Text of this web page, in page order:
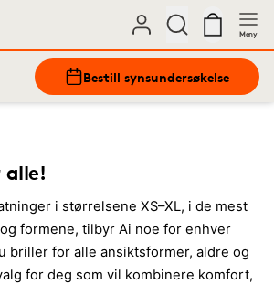
Meny
Bestill synsundersøkelse
alle!
i størrelsene XS–XL, i de mest
formene, tilbyr Ai noe for enhver
briller for alle ansiktsformer, aldre og
for deg som vil kombinere komfort,